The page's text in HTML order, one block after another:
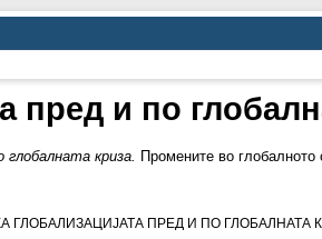
пред и по
криза.
Промените во глобалното
ГЛОБАЛИЗАЦИЈАТА ПРЕД И ПО ГЛОБАЛНАТА